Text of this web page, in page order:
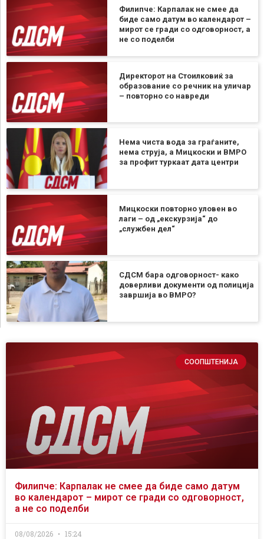
Филипче: Карпалак не смее да
биде само датум во календарот –
мирот се гради со одговорност, а
не со поделби
Директорот на Стоилковиќ за
образование со речник на уличар
– повторно со навреди
Нема чиста вода за граѓаните,
нема струја, а Мицкоски и ВМРО
за профит туркаат дата центри
Мицкоски повторно уловен во
лаги – од „екскурзија“ до
„службен дел“
СДСМ бара одговорност- како
доверливи документи од полиција
завршија во ВМРО?
СООПШТЕНИЈА
Филипче: Карпалак не смее да биде само датум
во календарот – мирот се гради со одговорност,
а не со поделби
08/08/2026 15:24